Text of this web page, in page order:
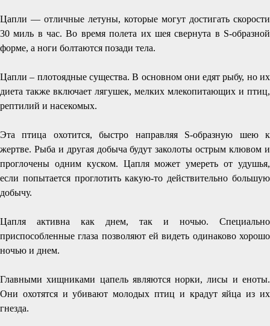
Цапли — отличные летуны, которые могут достигать скорости
30 миль в час. Во время полета их шея свернута в S-образной
форме, а ноги болтаются позади тела.
Цапли – плотоядные существа. В основном они едят рыбу, но их
диета также включает лягушек, мелких млекопитающих и птиц,
рептилий и насекомых.
Эта птица охотится, быстро направляя S-образную шею к
жертве. Рыба и другая добыча будут заколоты острым клювом и
проглочены одним куском. Цапля может умереть от удушья,
если попытается проглотить какую-то действительно большую
добычу.
Цапля активна как днем, так и ночью. Специально
приспособленные глаза позволяют ей видеть одинаково хорошо
ночью и днем.
Главными хищниками цапель являются норки, лисы и еноты.
Они охотятся и убивают молодых птиц и крадут яйца из их
гнезда.